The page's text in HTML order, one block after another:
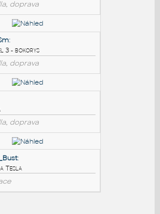
PODOBNÉ BLOKY
Model-S-s:
S - bokorys
doprava
Sm:
3 - bokorys
doprava